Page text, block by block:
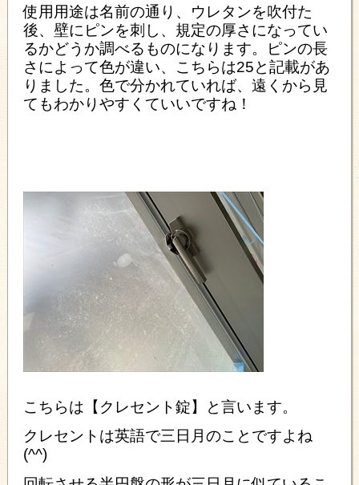
使用用途は名前の通り、ウレタンを吹付た
後、壁にピンを刺し、規定の厚さになってい
るかどうか調べるものになります。ピンの長
さによって色が違い、こちらは25と記載があ
りました。色で分かれていれば、遠くから見
てもわかりやすくていいですね！
こちらは【クレセント錠】と言います。
クレセントは英語で三日月のことですよね
(^^)